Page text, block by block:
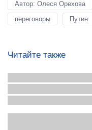
Автор: Олеся Орехова
переговоры
Путин
Читайте также